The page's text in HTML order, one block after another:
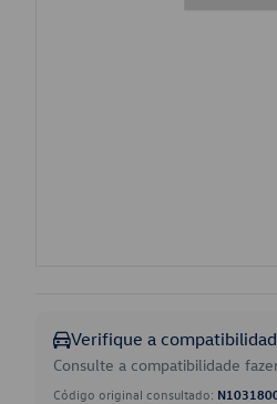
Verifique a
Consulte a compatibilidade
Código original consultado: